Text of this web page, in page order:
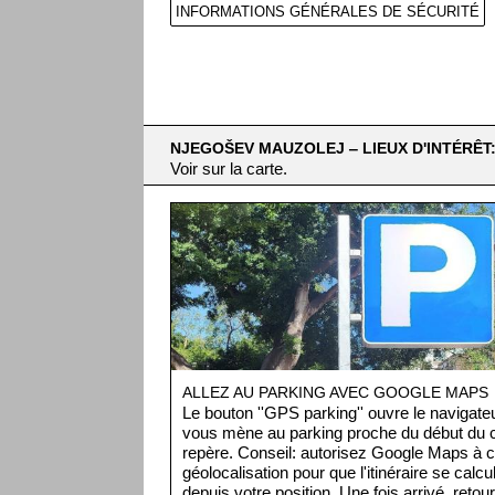
INFORMATIONS GÉNÉRALES DE SÉCURITÉ
NJEGOŠEV MAUZOLEJ ‒ LIEUX
Voir sur la carte.
ALLEZ AU PARKING AVEC GOOGLE MAPS
Le bouton ''GPS parking'' ouvre le
vous mène au parking proche du début du
repère. Conseil: autorisez Google Maps à
géolocalisation pour que l'itinéraire se